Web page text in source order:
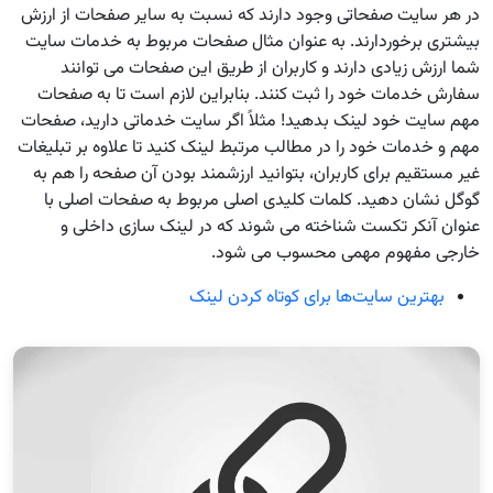
در هر سایت صفحاتی وجود دارند که نسبت به سایر صفحات از ارزش
بیشتری برخوردارند. به عنوان مثال صفحات مربوط به خدمات سایت
شما ارزش زیادی دارند و کاربران از طریق این صفحات می توانند
سفارش خدمات خود را ثبت کنند. بنابراین لازم است تا به صفحات
مهم سایت خود لینک بدهید! مثلاً اگر سایت خدماتی دارید، صفحات
مهم و خدمات خود را در مطالب مرتبط لینک کنید تا علاوه بر تبلیغات
غیر مستقیم برای کاربران، بتوانید ارزشمند بودن آن صفحه را هم به
گوگل نشان دهید. کلمات کلیدی اصلی مربوط به صفحات اصلی با
عنوان آنکر تکست شناخته می شوند که در لینک سازی داخلی و
خارجی مفهوم مهمی محسوب می شود.
بهترین سایت‌ها برای کوتاه‌ کردن لینک‌